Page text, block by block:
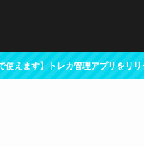
使えます】トレカ管理アプリをリ